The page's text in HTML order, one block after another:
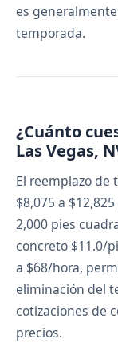
es
temporada.
¿Cuánto
Las Vegas,
El reemplazo de
$8,075 a
2,000 pies
concreto $11.0/
a $68/hora,
eliminación del
cotizaciones de
precios.